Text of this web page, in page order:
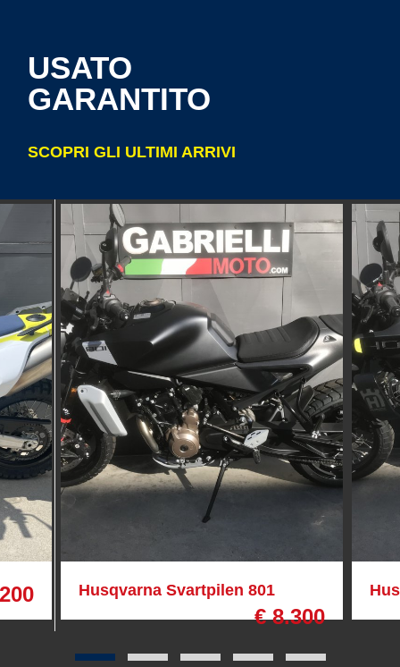
USATO
GARANTITO
SCOPRI GLI ULTIMI ARRIVI
Husqvarna Svartpilen 801
€ 8.300